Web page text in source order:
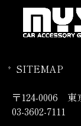
SITEMAP
〒124-0006 東
03-3602-7111